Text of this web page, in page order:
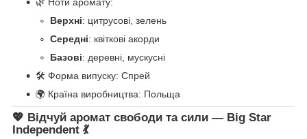
Верхні: цитрусові, зелень
Середні: квіткові акорди
Базові: деревні, мускусні
🛠 Форма випуску: Спрей
🌍 Країна виробництва: Польща
💖 Відчуй аромат свободи та сили — Big Star
Independent 💃